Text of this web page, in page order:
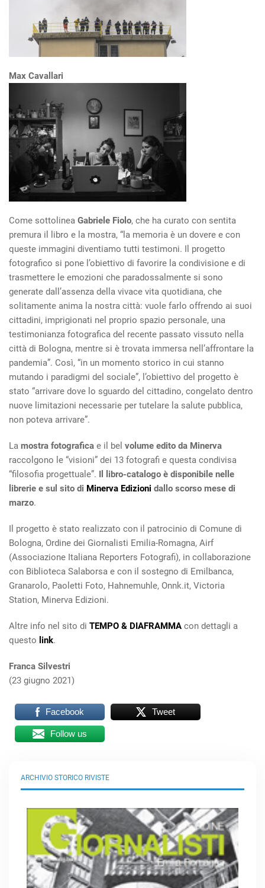
Max Cavallari
Come sottolinea Gabriele Fiolo, che ha curato con sentita
premura il libro e la mostra, “la memoria è un dovere e con
queste immagini diventiamo tutti testimoni. Il progetto
fotografico si pone l’obiettivo di favorire la condivisione e di
trasmettere le emozioni che paradossalmente si sono
generate dall’assenza della vivace vita quotidiana, che
solitamente anima la nostra città: vuole farlo offrendo ai suoi
cittadini, imprigionati nel proprio spazio personale, una
testimonianza fotografica del recente passato vissuto nella
città di Bologna, mentre si è trovata immersa nell’affrontare la
pandemia”. Così, “in un momento storico in cui stanno
mutando i paradigmi del sociale”, l’obiettivo del progetto è
stato “arrivare dove lo sguardo del cittadino, congelato dentro
nuove limitazioni necessarie per tutelare la salute pubblica,
non poteva arrivare”.
La mostra fotografica e il bel volume edito da Minerva
raccolgono le “visioni” dei 13 fotografi e questa condivisa
“filosofia progettuale”. Il libro-catalogo è disponibile nelle
librerie e sul sito di Minerva Edizioni dallo scorso mese di
marzo.
Il progetto è stato realizzato con il patrocinio di Comune di
Bologna, Ordine dei Giornalisti Emilia-Romagna, Airf
(Associazione Italiana Reporters Fotografi), in collaborazione
con Biblioteca Salaborsa e con il sostegno di Emilbanca,
Granarolo, Paoletti Foto, Hahnemuhle, Onnk.it, Victoria
Station, Minerva Edizioni.
Altre info nel sito di TEMPO & DIAFRAMMA con dettagli a
questo link.
Franca Silvestri
(23 giugno 2021)
Facebook Tweet
Follow us
ARCHIVIO STORICO RIVISTE